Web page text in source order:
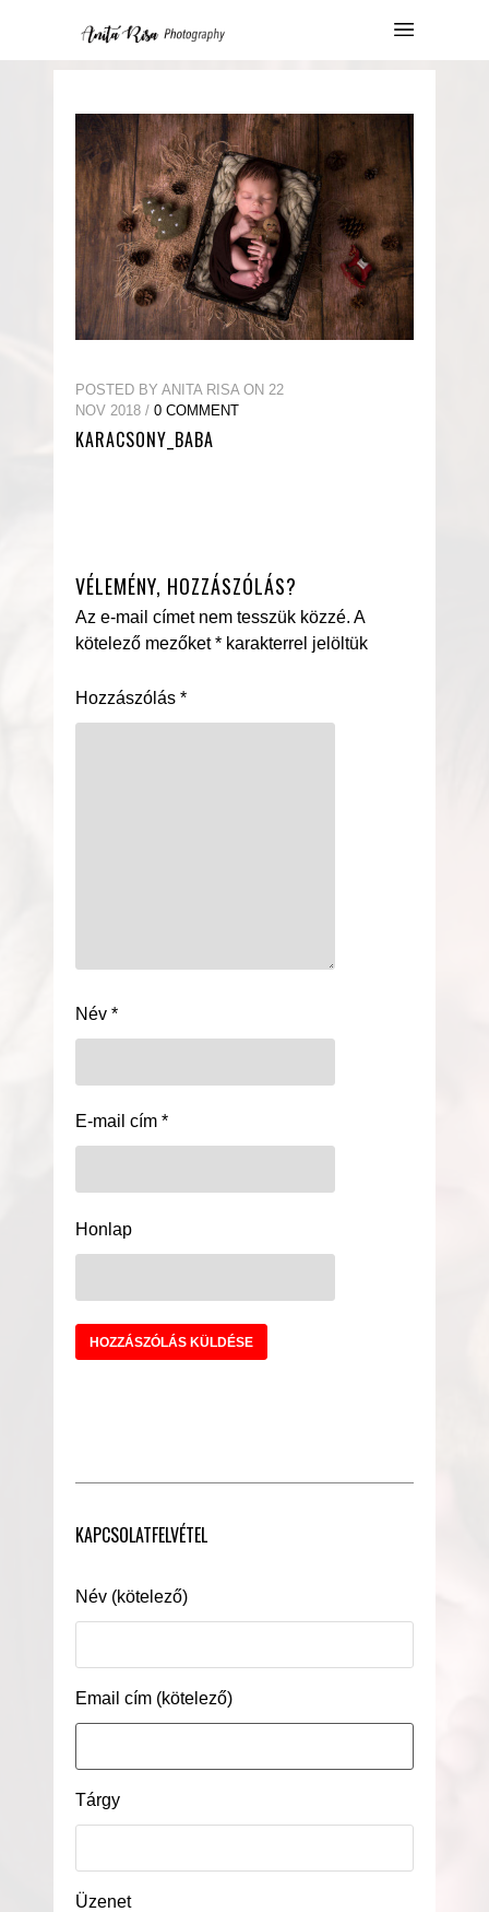
POSTED BY ANITA RISA ON 22
NOV 2018 / 0 COMMENT
KARACSONY_BABA
VÉLEMÉNY, HOZZÁSZÓLÁS?
Az e-mail címet nem tesszük közzé. A
kötelező mezőket* karakterrel jelöltük
Hozzászólás *
Név *
E-mail cím *
Honlap
KAPCSOLATFELVÉTEL
Név (kötelező)
Email cím (kötelező)
Tárgy
Üzenet